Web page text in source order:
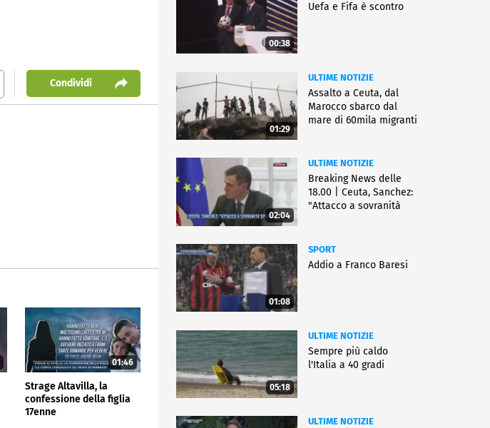
Condividi
01:46
Strage Altavilla, la
confessione della figlia
17enne
00:38
Uefa e Fifa è scontro
01:29
ULTIME NOTIZIE
Assalto a Ceuta, dal
Marocco sbarco dal
mare di 60mila migranti
02:04
ULTIME NOTIZIE
Breaking News delle
18.00 | Ceuta, Sanchez:
"Attacco a sovranità
01:08
SPORT
Addio a Franco Baresi
05:18
ULTIME NOTIZIE
Sempre più caldo
l'Italia a 40 gradi
ULTIME NOTIZIE